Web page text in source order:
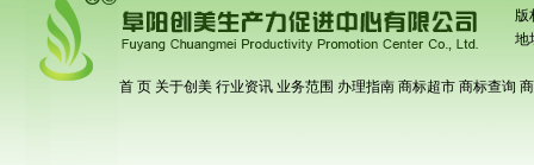
版
地
首 页 关于创美 行业资讯 业务范围 办理指南 商标超市 商标查询